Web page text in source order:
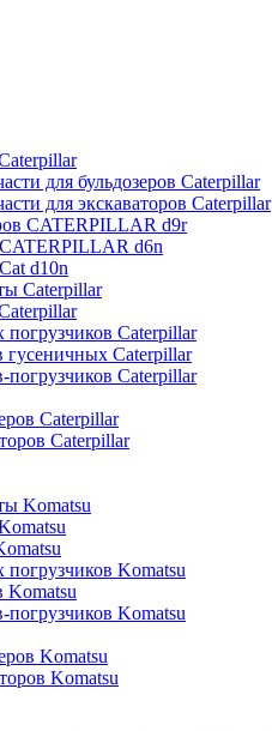
для бульдозеров Caterpillar
для экскаваторов Caterpillar
CATERPILLAR d9r
CATERPILLAR d6n
d10n
Caterpillar
Caterpillar
гусеничных Caterpillar
погрузчиков Caterpillar
Caterpillar
Caterpillar
Komatsu
Komatsu
Komatsu
погрузчиков Komatsu
Komatsu
Komatsu